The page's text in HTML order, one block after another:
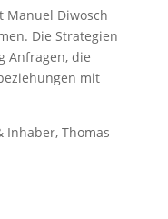
Manuel Diwosch
Die Strategien
Anfragen, die
mit
Inhaber, Thomas